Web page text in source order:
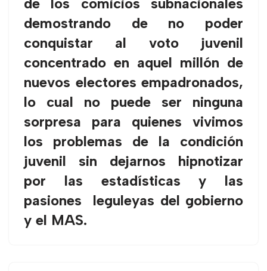
demostrando de no poder
conquistar al voto juvenil
concentrado en aquel millón de
nuevos electores empadronados,
lo cual no puede ser ninguna
sorpresa para quienes vivimos
los problemas de la condición
juvenil sin dejarnos hipnotizar
por las estadísticas y las
pasiones leguleyas del gobierno
y el MAS.